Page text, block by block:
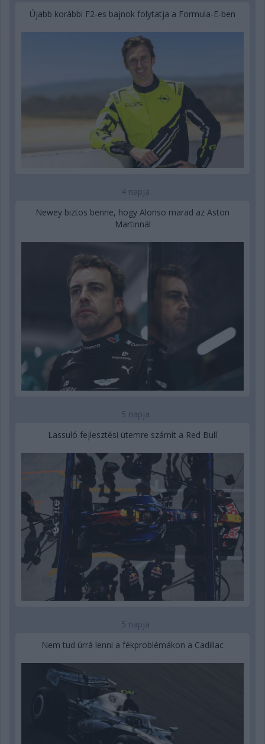
Újabb korábbi F2-es bajnok folytatja a Formula-E-ben
4 napja
Newey biztos benne, hogy Alonso marad az Aston
Martinnál
5 napja
Lassuló fejlesztési ütemre számít a Red Bull
5 napja
Nem tud úrrá lenni a fékproblémákon a Cadillac